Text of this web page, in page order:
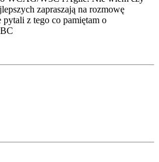
zapraszają na rozmowę
z tego co pamiętam o